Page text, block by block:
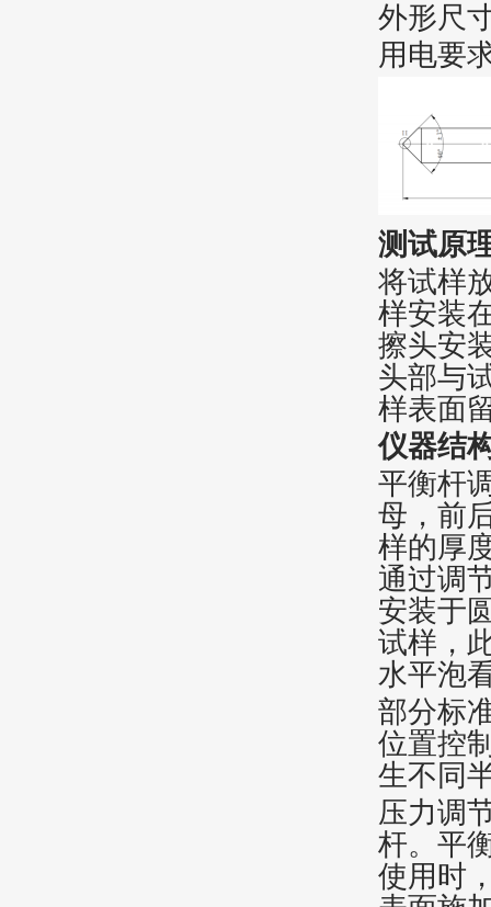
外形尺
用电要
测试原
将试样
样安装
擦头安
头部与
样表面
仪器结
平衡杆
母，前
样的厚
通过调
安装于
试样，
水平泡
部分标
位置控
生不同
压力调
杆。平
使用时